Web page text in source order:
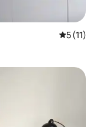
5 (11)